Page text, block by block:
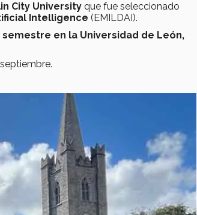
City University que fue seleccionado
Intelligence (EMILDAI).
semestre en la Universidad de León,